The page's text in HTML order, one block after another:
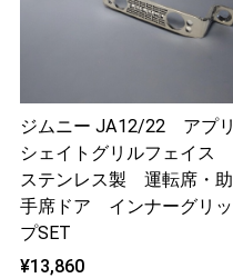
ジムニー JA12/22 アプリ
シェイトグリルフェイス
ステンレス製 運転席・助
手席ドア インナーグリッ
プSET
¥13,860